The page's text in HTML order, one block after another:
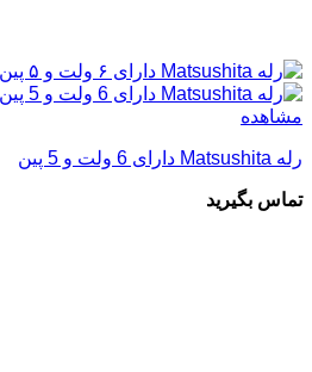
مشاهده
رله Matsushita دارای 6 ولت و 5 پین
تماس بگیرید